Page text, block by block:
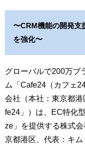
〜CRM機能の開発支
を強化〜
グローバルで200万ブ
ム「Cafe24（カフェ
会社（本社：東京都
fe24」）は、EC特化
ze」を提供する株式
京都港区、代表：キム